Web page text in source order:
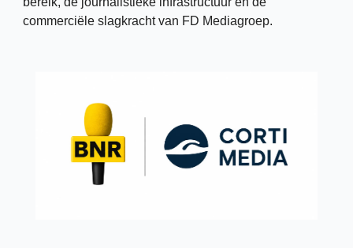
commerciële slagkracht van FD Mediagroep.